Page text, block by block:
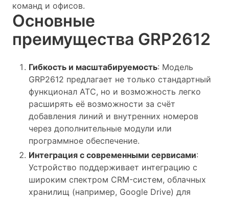
команд и офисов.
Основные
преимущества GRP2612
Гибкость и масштабируемость: Модель
GRP2612 предлагает не только стандартный
функционал АТС, но и возможность легко
расширять её возможности за счёт
добавления линий и внутренних номеров
через дополнительные модули или
программное обеспечение.
Интеграция с современными сервисами:
Устройство поддерживает интеграцию с
широким спектром CRM-систем, облачных
хранилищ (например, Google Drive) для